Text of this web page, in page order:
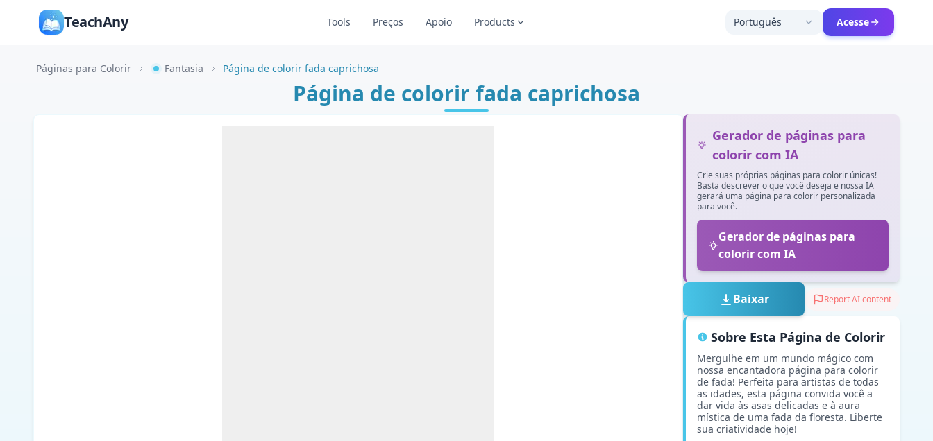
TeachAny Tools Preços Apoio Products Português Acesse
Páginas para Colorir Fantasia Página de colorir fada caprichosa
Página de colorir fada caprichosa
Gerador de páginas para
colorir com IA
Crie suas próprias páginas para colorir únicas!
Basta descrever o que você deseja e nossa IA
gerará uma página para colorir personalizada
para você.
Gerador de páginas para
colorir com IA
Baixar Report AI content
Sobre Esta Página de Colorir
Mergulhe em um mundo mágico com
nossa encantadora página para colorir
de fada! Perfeita para artistas de todas
as idades, esta página convida você a
dar vida às asas delicadas e à aura
mística de uma fada da floresta. Liberte
sua criatividade hoje!